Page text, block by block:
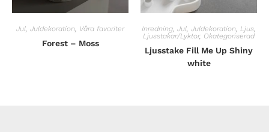
Jul Juldekoration Våra favoriter
Forest – Moss
Inredning Jul Juldekoration Ljus
Ljusstakar/Lyktor, Okategoriserad
Ljusstake Fill Me Up Shiny
white